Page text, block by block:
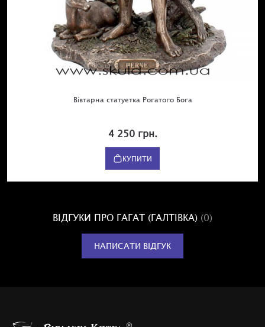
Вівтарна статуетка Рогатого Бога
4 250 грн.
КУПИТИ
ВІДГУКИ ПРО ГАГАТ (ГАЛТІВКА) (0)
НАПИСАТИ ВІДГУК